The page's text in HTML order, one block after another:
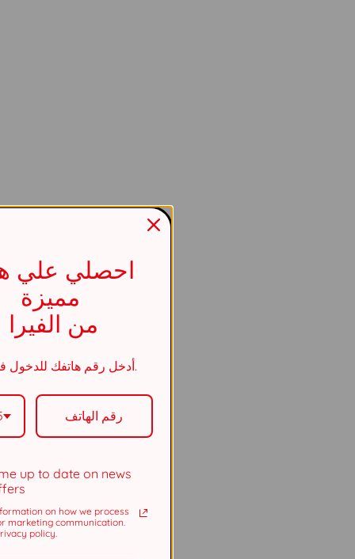
احصلي علي
مميزة
من الفيرا
أدخل رقم هاتفك للدخول في السحب.
up to date on news
on how we process
marketing communication.
policy.